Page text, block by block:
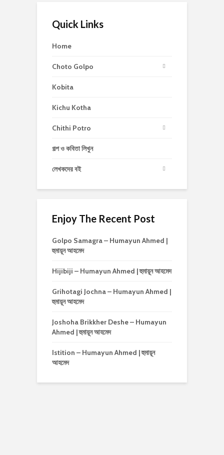
Quick Links
Home
Choto Golpo
Kobita
Kichu Kotha
Chithi Potro
গল্প ও কবিতা লিখুন
লেখকদের বই
Enjoy The Recent Post
Golpo Samagra – Humayun Ahmed |
হুমায়ূন আহমেদ
Hijibiji – Humayun Ahmed | হুমায়ূন আহমেদ
Grihotagi Jochna – Humayun Ahmed |
হুমায়ূন আহমেদ
Joshoha Brikkher Deshe – Humayun
Ahmed | হুমায়ূন আহমেদ
Istition – Humayun Ahmed | হুমায়ূন
আহমেদ